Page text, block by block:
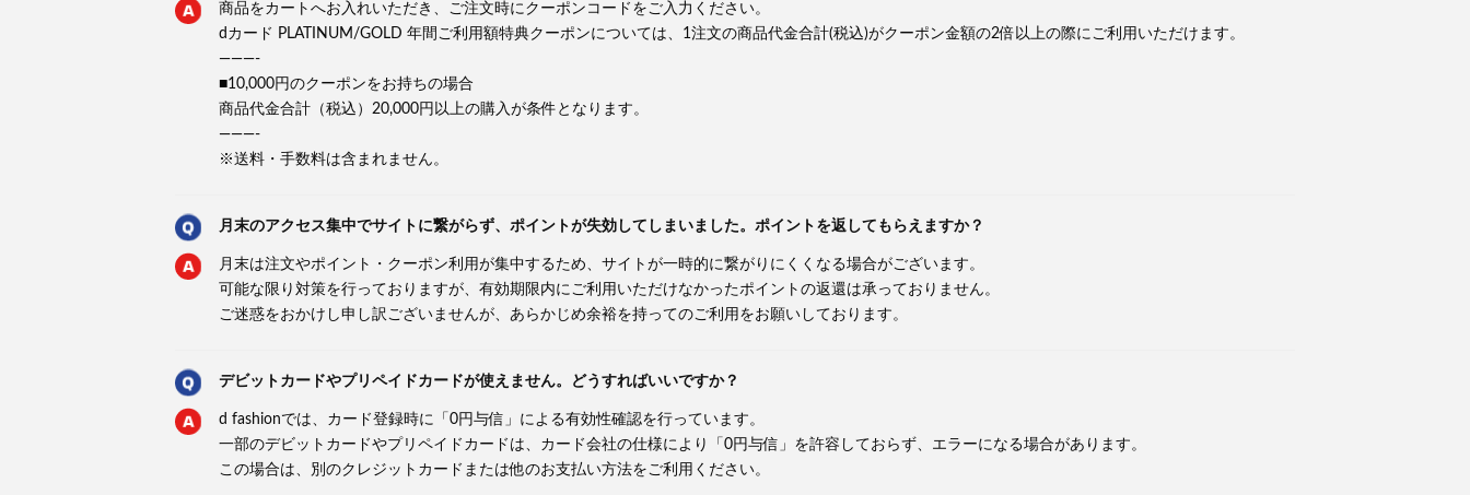
商品をカートへお入れいただき、ご注文時にクーポンコードをご入力ください。
dカード PLATINUM/GOLD 年間ご利用額特典クーポンについては、1注文の商品代金合計(税込)がクーポン金額の2倍以上の際にご利用いただけます。
———-
■10,000円のクーポンをお持ちの場合
商品代金合計（税込）20,000円以上の購入が条件となります。
———-
※送料・手数料は含まれません。
月末のアクセス集中でサイトに繋がらず、ポイントが失効してしまいました。ポイントを返してもらえますか？
月末は注文やポイント・クーポン利用が集中するため、サイトが一時的に繋がりにくくなる場合がございます。
可能な限り対策を行っておりますが、有効期限内にご利用いただけなかったポイントの返還は承っておりません。
ご迷惑をおかけし申し訳ございませんが、あらかじめ余裕を持ってのご利用をお願いしております。
デビットカードやプリペイドカードが使えません。どうすればいいですか？
d fashionでは、カード登録時に「0円与信」による有効性確認を行っています。
一部のデビットカードやプリペイドカードは、カード会社の仕様により「0円与信」を許容しておらず、エラーになる場合があります。
この場合は、別のクレジットカードまたは他のお支払い方法をご利用ください。